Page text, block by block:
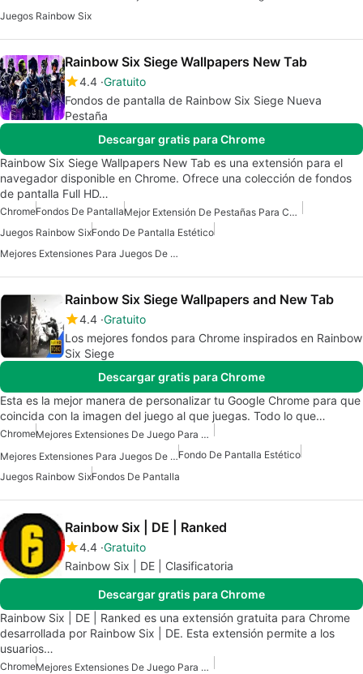
Juegos Rainbow Six
Rainbow Six Siege Wallpapers New Tab
4.4 Gratuito
Fondos de pantalla de Rainbow Six Siege Nueva
Pestaña
Descargar gratis para Chrome
Rainbow Six Siege Wallpapers New Tab es una extensión para el
navegador disponible en Chrome. Ofrece una colección de fondos
de pantalla Full HD…
ChromeFondos De Pantalla
Mejor Extensión De Pestañas Para Chrome
Juegos Rainbow SixFondo De Pantalla Estético
Mejores Extensiones Para Juegos De Chrome
Rainbow Six Siege Wallpapers and New Tab
4.4 Gratuito
Los mejores fondos para Chrome inspirados en Rainbow
Six Siege
Descargar gratis para Chrome
Esta es la mejor manera de personalizar tu Google Chrome para que
coincida con la imagen del juego al que juegas. Todo lo que…
Chrome
Mejores Extensiones De Juego Para Chrome
Mejores Extensiones Para Juegos De ChromeFondo De Pantalla Estético
Juegos Rainbow SixFondos De Pantalla
Rainbow Six | DE | Ranked
4.4 Gratuito
Rainbow Six | DE | Clasificatoria
Descargar gratis para Chrome
Rainbow Six | DE | Ranked es una extensión gratuita para Chrome
desarrollada por Rainbow Six | DE. Esta extensión permite a los
usuarios…
Chrome
Mejores Extensiones De Juego Para Chrome